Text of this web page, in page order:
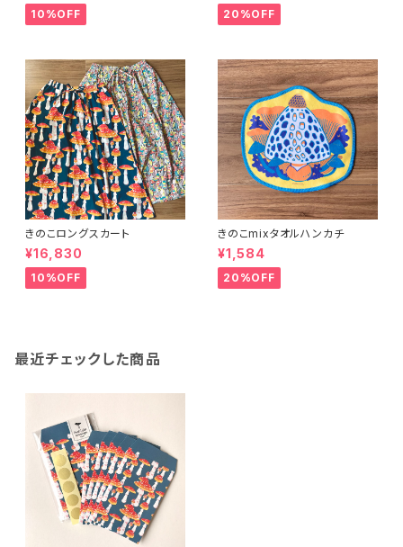
10%OFF 20%OFF
きのこロングスカート
¥16,830
10%OFF
きのこmixタオルハンカチ
¥1,584
20%OFF
最近チェックした商品